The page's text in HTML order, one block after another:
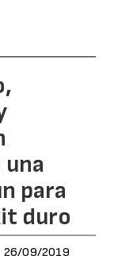
para
duro
26/09/2019